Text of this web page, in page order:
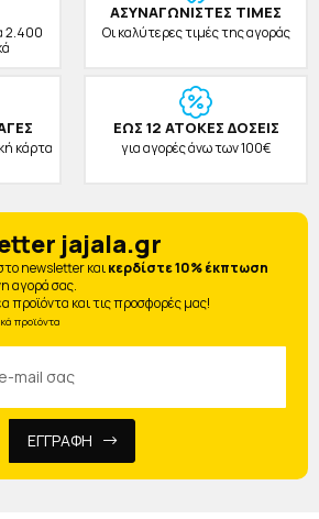
2.400
ΑΣΥΝΑΓΩΝΙΣΤΕΣ ΤΙΜΕΣ
Οι καλύτερες τιμές της αγοράς
κάρτα
ΕΩΣ 12 ΑΤΟΚΕΣ ΔΟΣΕΙΣ
για αγορές άνω των 100€
jajala.gr
newsletter καικερδίστε 10% έκπτωση
αγορά σας.
προϊόντα και τις προσφορές μας!
προϊόντα
ΕΓΓΡΑΦΗ